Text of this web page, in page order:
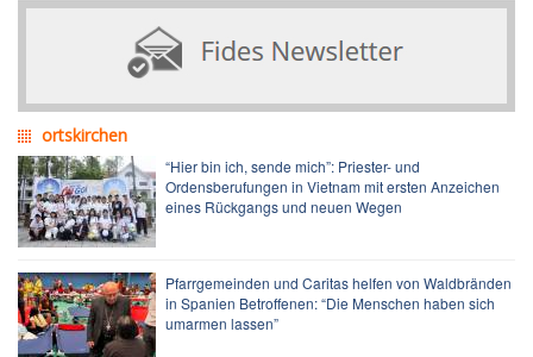
ortskirchen
“Hier bin ich, sende mich”: Priester- und
Ordensberufungen in Vietnam mit ersten Anzeichen
eines Rückgangs und neuen Wegen
Pfarrgemeinden und Caritas helfen von Waldbränden
in Spanien Betroffenen: “Die Menschen haben sich
umarmen lassen”